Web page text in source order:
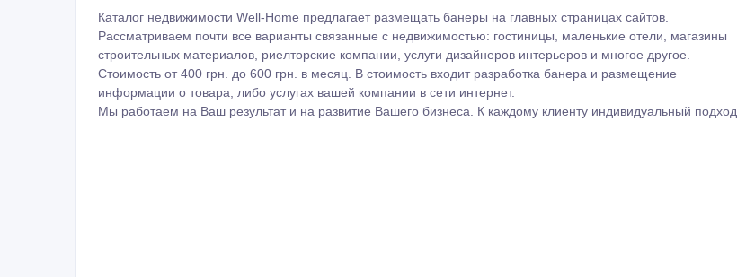
Каталог недвижимости Well-Home предлагает размещать банеры на главных страницах сайтов.
Рассматриваем почти все варианты связанные с недвижимостью: гостиницы, маленькие отели, магазины
строительных материалов, риелторские компании, услуги дизайнеров интерьеров и многое другое.
Стоимость от 400 грн. до 600 грн. в месяц. В стоимость входит разработка банера и размещение
информации о товара, либо услугах вашей компании в сети интернет.
Мы работаем на Ваш результат и на развитие Вашего бизнеса. К каждому клиенту индивидуальный подход.